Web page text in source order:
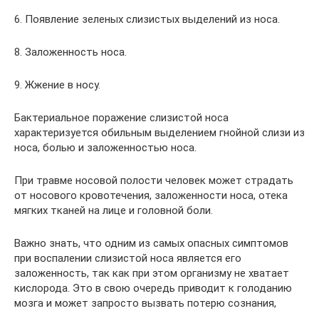
6. Появление зеленых слизистых выделений из носа.
8. Заложенность носа.
9. Жжение в носу.
Бактериальное поражение слизистой носа
характеризуется обильным выделением гнойной слизи из
носа, болью и заложенностью носа.
При травме носовой полости человек может страдать
от носового кровотечения, заложенности носа, отека
мягких тканей на лице и головной боли.
Важно знать, что одним из самых опасных симптомов
при воспалении слизистой носа является его
заложенность, так как при этом организму не хватает
кислорода. Это в свою очередь приводит к голоданию
мозга и может запросто вызвать потерю сознания,